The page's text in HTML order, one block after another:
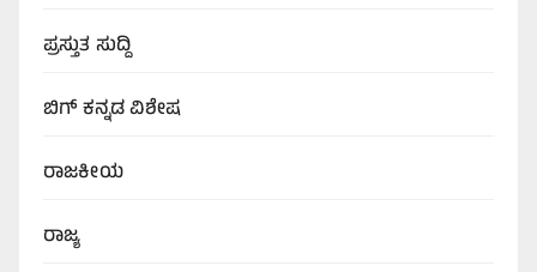
ಪ್ರಸ್ತುತ ಸುದ್ದಿ
ಬಿಗ್‌ ಕನ್ನಡ ವಿಶೇಷ
ರಾಜಕೀಯ
ರಾಜ್ಯ